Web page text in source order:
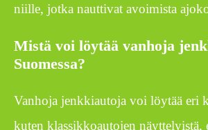
niille, jotka nauttivat avoimista
Mistä voi löytää vanhoja
Suomessa?
Vanhoja jenkkiautoja voi löytää eri
kuten klassikkoautojen näyttelyistä,